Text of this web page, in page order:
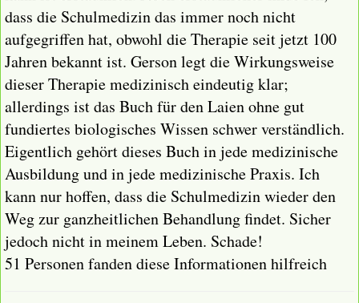
dass die Schulmedizin das immer noch nicht
aufgegriffen hat, obwohl die Therapie seit jetzt 100
Jahren bekannt ist. Gerson legt die Wirkungsweise
dieser Therapie medizinisch eindeutig klar;
allerdings ist das Buch für den Laien ohne gut
fundiertes biologisches Wissen schwer verständlich.
Eigentlich gehört dieses Buch in jede medizinische
Ausbildung und in jede medizinische Praxis. Ich
kann nur hoffen, dass die Schulmedizin wieder den
Weg zur ganzheitlichen Behandlung findet. Sicher
jedoch nicht in meinem Leben. Schade!
51 Personen fanden diese Informationen hilfreich